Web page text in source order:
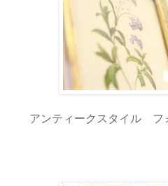
アンティークスタイル